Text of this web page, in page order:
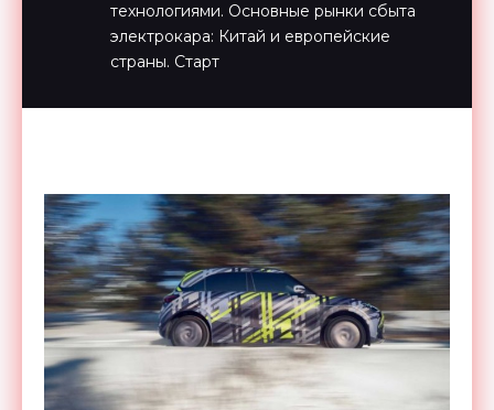
технологиями. Основные рынки сбыта
электрокара: Китай и европейские
страны. Старт